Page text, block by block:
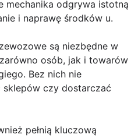
mechanika odgrywa istotną
i naprawę środków u.
są niezbędne w
osób, jak i towarów
Bez nich nie
czy dostarczać
pełnią kluczową